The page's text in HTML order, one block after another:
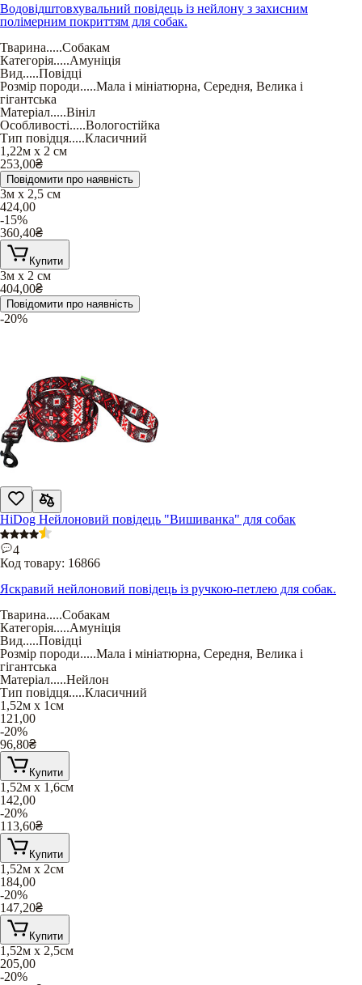
Водовідштовхувальний повідець із нейлону з захисним
полімерним покриттям для собак.
Тварина.....Собакам
Категорія.....Амуніція
Вид.....Повідці
Розмір породи.....Мала і мініатюрна, Середня, Велика і
гігантська
Матеріал.....Вініл
Особливості.....Вологостійка
Тип повідця.....Класичний
1,22м х 2 см
253,00₴
Повідомити про наявність
3м х 2,5 см
424,00
-15%
360,40₴
Купити
3м х 2 см
404,00₴
Повідомити про наявність
-20%
HiDog Нейлоновий повідець "Вишиванка" для собак
4
Код товару: 16866
Яскравий нейлоновий повідець із ручкою-петлею для собак.
Тварина.....Собакам
Категорія.....Амуніція
Вид.....Повідці
Розмір породи.....Мала і мініатюрна, Середня, Велика і
гігантська
Матеріал.....Нейлон
Тип повідця.....Класичний
1,52м х 1см
121,00
-20%
96,80₴
Купити
1,52м х 1,6см
142,00
-20%
113,60₴
Купити
1,52м х 2см
184,00
-20%
147,20₴
Купити
1,52м х 2,5см
205,00
-20%